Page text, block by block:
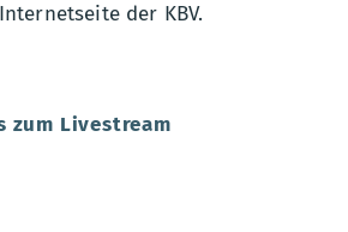
der KBV.
zum Livestream